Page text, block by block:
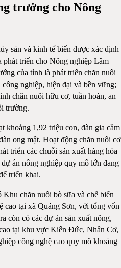
trưởng cho Nông
sản và kinh tế biển được xác định
triển cho Nông nghiệp Lâm
của tỉnh là phát triển chăn nuôi
nghiệp, hiện đại và bền vững;
chăn nuôi hữu cơ, tuần hoàn, an
trường.
khoảng 1,92 triệu con, đàn gia cầm
ong mật. Hoạt động chăn nuôi cơ
triển các chuỗi sản xuất hàng hóa
án nông nghiệp quy mô lớn đang
triển khai.
chăn nuôi bò sữa và chế biến
cao tại xã Quảng Sơn, với tổng vốn
còn có các dự án sản xuất nông,
tại khu vực Kiến Đức, Nhân Cơ,
công nghệ cao quy mô khoảng